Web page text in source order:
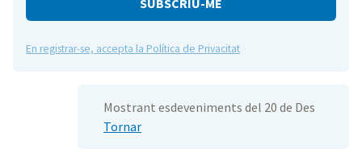
En registrar-se, accepta la Política de Privacitat
Mostrant esdeveniments del 20 de Des
Tornar